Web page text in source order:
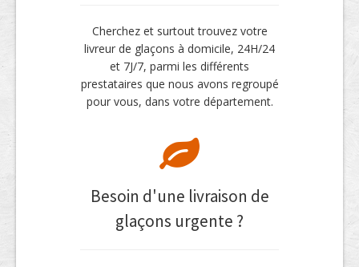
Cherchez et surtout trouvez votre
livreur de glaçons à domicile, 24H/24
et 7J/7, parmi les différents
prestataires que nous avons regroupé
pour vous, dans votre département.
Besoin d'une livraison de
glaçons urgente ?